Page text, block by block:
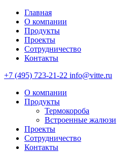
Главная
О компании
Продукты
Проекты
Сотрудничество
Контакты
+7 (495) 723-21-22 info@vitte.ru
О компании
Продукты
Термокороба
Встроенные жалюзи
Проекты
Сотрудничество
Контакты